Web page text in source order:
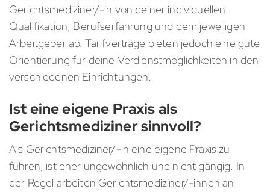
Gerichtsmediziner/-in von deiner individuellen
Qualifikation, Berufserfahrung und dem jeweiligen
Arbeitgeber ab. Tarifverträge bieten jedoch eine gute
Orientierung für deine Verdienstmöglichkeiten in den
verschiedenen Einrichtungen.
Ist eine eigene Praxis als
Gerichtsmediziner sinnvoll?
Als Gerichtsmediziner/-in eine eigene Praxis zu
führen, ist eher ungewöhnlich und nicht gängig. In
der Regel arbeiten Gerichtsmediziner/-innen an